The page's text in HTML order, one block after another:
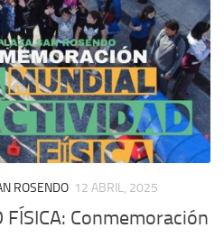
ROSENDO 12 ABRIL, 2025
FÍSICA: Conmemoración